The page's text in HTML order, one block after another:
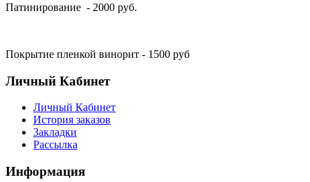
Патинирование - 2000 руб.
Покрытие пленкой винорит - 1500 руб
Личный Кабинет
Личный Кабинет
История заказов
Закладки
Рассылка
Информация